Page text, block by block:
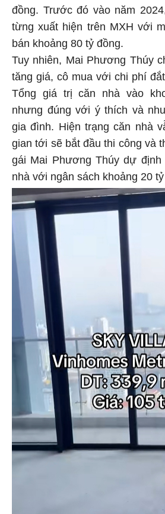
đồng. Trước đó vào năm
từng xuất hiện trên MXH với
bán khoảng 80 tỷ đồng.
Tuy nhiên, Mai Phương Thúy
tăng giá, cô mua với chi phí
Tổng giá trị căn nhà vào
nhưng đúng với ý thích và
gia đình. Hiện trạng căn nhà
gian tới sẽ bắt đầu thi công và
gái Mai Phương Thúy dự định
nhà với ngân sách khoảng 20 tỷ